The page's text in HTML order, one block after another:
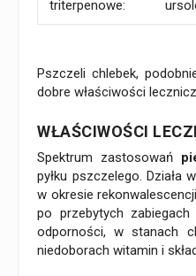
triterpenowe:
Pszczeli chlebek,
dobre właściwości
WŁAŚCIWOŚCI
Spektrum zastosowań
pyłku pszczelego. Działa
w okresie
po przebytych
odporności, w stanach
niedoborach witamin i